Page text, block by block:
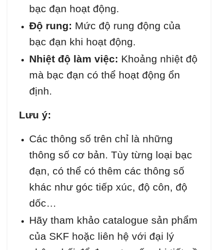
bạc đạn hoạt động.
Độ rung: Mức độ rung động của
bạc đạn khi hoạt động.
Nhiệt độ làm việc: Khoảng nhiệt độ
mà bạc đạn có thể hoạt động ổn
định.
Lưu ý:
Các thông số trên chỉ là những
thông số cơ bản. Tùy từng loại bạc
đạn, có thể có thêm các thông số
khác như góc tiếp xúc, độ côn, độ
dốc…
Hãy tham khảo catalogue sản phẩm
của SKF hoặc liên hệ với đại lý